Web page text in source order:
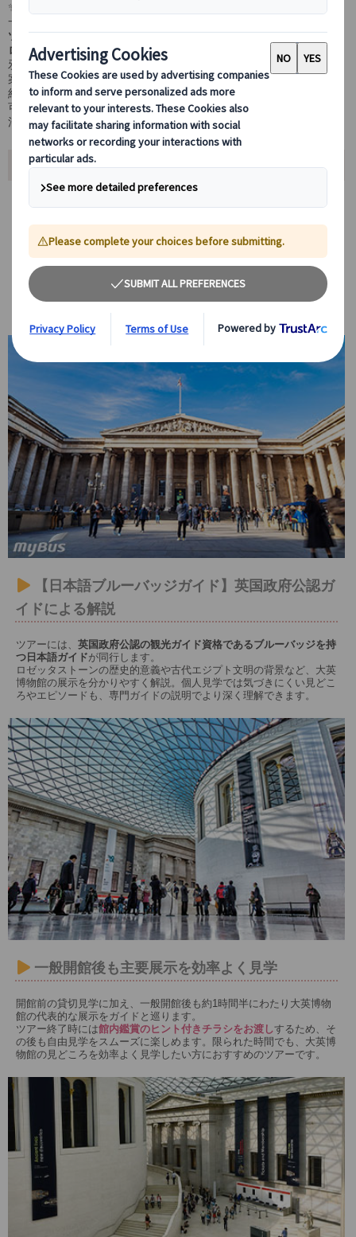
✨
一般開館前の静寂に包まれた大英博物館を、
ツアーで貸切体験。
ロゼッタストーンやエジプトのミイラ展
邪魔されずじっくり鑑賞できます。
案内は英国政府公認「ブルーバッジ・ガイド」が担当。10時以降も
約1時間半の追加案内で知的好奇心を満たし、終了後は自由見学も
可能。
混雑を避けた効率的で贅沢なロンドンの朝をお楽しみください。
ツアーポイント
【開館1時間前の特別入場】静かな大英博物館
でロゼッタストーンを鑑賞
通常は多くの観光客で人だかりができるロゼッタストーンやエジプト
のミイラ展示
して見学します。
人の少ない静かな館内で、展示物を間近でゆっくり鑑賞できる貴重な
体験です。写真撮影もしやすく、大英博物館の至宝を落ち着いて楽し
【日本語ブルーバッジガイド】英国政府公認ガ
イドによる解説
ツアーには、 英国政府公認の観光ガイド資格であるブルーバッジを持
つ日本語ガイドが同行します。
ロゼッタストーンの歴史的意義や古代エジプト文明の背景など、大英
博物館の展示を分かりやすく解説。個人見学では気づきにくい見どこ
ろやエピソードも、専門ガイドの説明でより深く理解できます。
一般開館後も主要展示を効率よく見学
開館前の貸切見学に加え、一般開館後も約1時間半にわたり大英博物
館の代表的な展示をガイドと巡ります。
ツアー終了時には館内鑑賞のヒント付きチラシをお渡しするため、そ
の後も自由見学をスムーズに楽しめます。限られた時間でも、大英博
物館の見どころを効率よく見学したい方におすすめのツアーです。